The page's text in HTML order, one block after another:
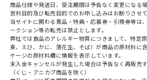
商品仕様や発送日、受注期間は予告なく変更になる場
営利目的及び転売目的でのお申し込みはお断りさせて
当サイトに関わる景品・特典・応募券・引換券等は
ークション等の転売は禁止とします。
弊社では食品のアレルギー物質につきまして、特定
麦、えび、かに、落花生、そば）が商品の原材料に
ケージの原材料欄に情報を表示しています。
未入金キャンセルが発生した場合は予告なく再販売
（くじ・アニカプ商品を除く）